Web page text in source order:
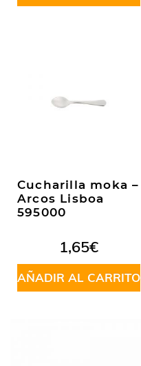
Cucharilla moka –
Arcos Lisboa
595000
1,65€
AÑADIR AL CARRITO